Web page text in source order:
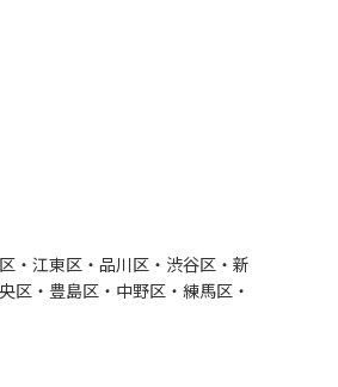
・江東区・品川区・渋谷区・新
区・豊島区・中野区・練馬区・